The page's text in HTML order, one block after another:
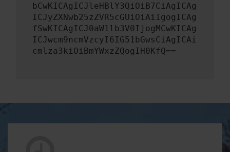
bCwKICAgICJleHBlY3QiOiB7CiAgICAg
ICJyZXNwb25zZVR5cGUiOiAiIgogICAg
fSwKICAgICJ0aW1lb3V0IjogMCwKICAg
ICJwcm9ncmVzcyI6IG51bGwsCiAgICAi
cmlza3kiOiBmYWxzZQogIH0KfQ==